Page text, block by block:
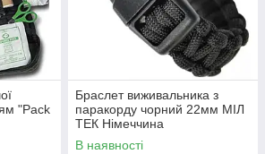
"Pack
Браслет виживальника з
паракорду чорний 22мм МІЛ
ТЕК Німеччина
В наявності